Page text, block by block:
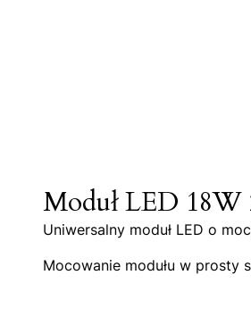
Moduł LED
Uniwersalny moduł LED o
Mocowanie modułu w